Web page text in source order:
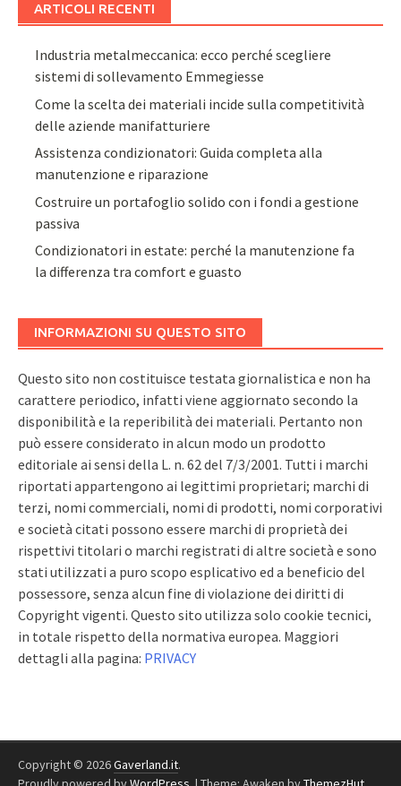
ARTICOLI RECENTI
Industria metalmeccanica: ecco perché scegliere
sistemi di sollevamento Emmegiesse
Come la scelta dei materiali incide sulla competitività
delle aziende manifatturiere
Assistenza condizionatori: Guida completa alla
manutenzione e riparazione
Costruire un portafoglio solido con i fondi a gestione
passiva
Condizionatori in estate: perché la manutenzione fa
la differenza tra comfort e guasto
INFORMAZIONI SU QUESTO SITO
Questo sito non costituisce testata giornalistica e non ha
carattere periodico, infatti viene aggiornato secondo la
disponibilità e la reperibilità dei materiali. Pertanto non
può essere considerato in alcun modo un prodotto
editoriale ai sensi della L. n. 62 del 7/3/2001. Tutti i marchi
riportati appartengono ai legittimi proprietari; marchi di
terzi, nomi commerciali, nomi di prodotti, nomi corporativi
e società citati possono essere marchi di proprietà dei
rispettivi titolari o marchi registrati di altre società e sono
stati utilizzati a puro scopo esplicativo ed a beneficio del
possessore, senza alcun fine di violazione dei diritti di
Copyright vigenti. Questo sito utilizza solo cookie tecnici,
in totale rispetto della normativa europea. Maggiori
dettagli alla pagina: PRIVACY
Copyright © 2026Gaverland.it.